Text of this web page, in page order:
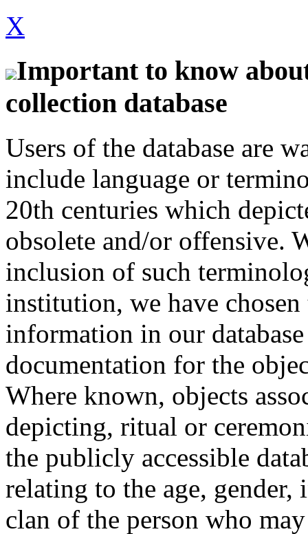
X
Important to know
collection database
Users of the database are
include language or
20th centuries which
obsolete and/or offensive.
inclusion of such
institution, we have
information in our
documentation for the
Where known, objects
depicting, ritual or
the publicly accessible
relating to the age,
clan of the person who